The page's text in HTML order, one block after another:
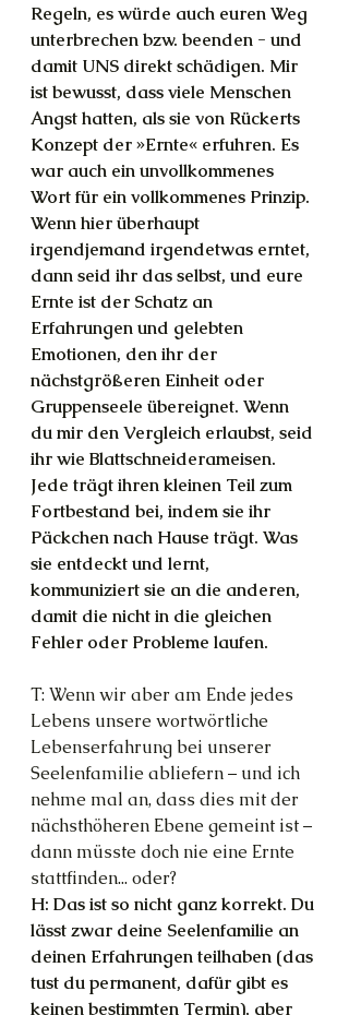
Regeln, es würde auch euren Weg
unterbrechen bzw. beenden - und
damit UNS direkt schädigen. Mir
ist bewusst, dass viele Menschen
Angst hatten, als sie von Rückerts
Konzept der »Ernte« erfuhren. Es
war auch ein unvollkommenes
Wort für ein vollkommenes Prinzip.
Wenn hier überhaupt
irgendjemand irgendetwas erntet,
dann seid ihr das selbst, und eure
Ernte ist der Schatz an
Erfahrungen und gelebten
Emotionen, den ihr der
nächstgrößeren Einheit oder
Gruppenseele übereignet. Wenn
du mir den Vergleich erlaubst, seid
ihr wie Blattschneiderameisen.
Jede trägt ihren kleinen Teil zum
Fortbestand bei, indem sie ihr
Päckchen nach Hause trägt. Was
sie entdeckt und lernt,
kommuniziert sie an die anderen,
damit die nicht in die gleichen
Fehler oder Probleme laufen.
T: Wenn wir aber am Ende jedes
Lebens unsere wortwörtliche
Lebenserfahrung bei unserer
Seelenfamilie abliefern – und ich
nehme mal an, dass dies mit der
nächsthöheren Ebene gemeint ist –
dann müsste doch nie eine Ernte
stattfinden... oder?
H: Das ist so nicht ganz korrekt. Du
lässt zwar deine Seelenfamilie an
deinen Erfahrungen teilhaben (das
tust du permanent, dafür gibt es
keinen bestimmten Termin), aber